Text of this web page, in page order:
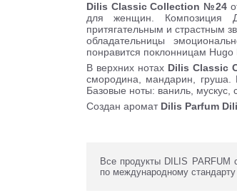
Dilis Classic Collection №24
для женщин. Композиция
притягательным и страстным
обладательницы
понравится поклонницам Hugo
В верхних нотах Dilis Classic
смородина, мандарин, груша.
Базовые ноты: ваниль, мускус,
Создан аромат Dilis Parfum
Все продукты DILIS PARFUM
по международному